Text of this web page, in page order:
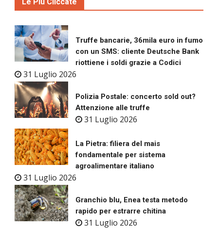
Truffe bancarie, 36mila euro in fumo
con un SMS: cliente Deutsche Bank
riottiene i soldi grazie a Codici
31 Luglio 2026
Polizia Postale: concerto sold out?
Attenzione alle truffe
31 Luglio 2026
La Pietra: filiera del mais
fondamentale per sistema
agroalimentare italiano
31 Luglio 2026
Granchio blu, Enea testa metodo
rapido per estrarre chitina
31 Luglio 2026